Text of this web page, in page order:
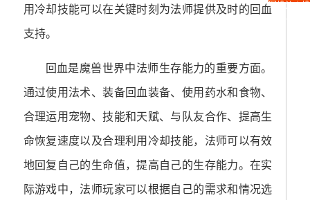
用冷却技能可以在关键时刻为法师提供及时的回血
支持。
回血是魔兽世界中法师生存能力的重要方面。
通过使用法术、装备回血装备、使用药水和食物、
合理运用宠物、技能和天赋、与队友合作、提高生
命恢复速度以及合理利用冷却技能，法师可以有效
地回复自己的生命值，提高自己的生存能力。在实
际游戏中，法师玩家可以根据自己的需求和情况选
军投注｜投
注平台推荐